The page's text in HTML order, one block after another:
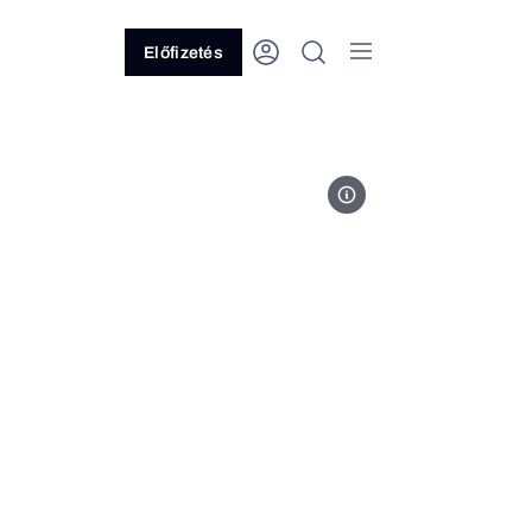
Előfizetés
Fotó: Magyar Péter Facebook